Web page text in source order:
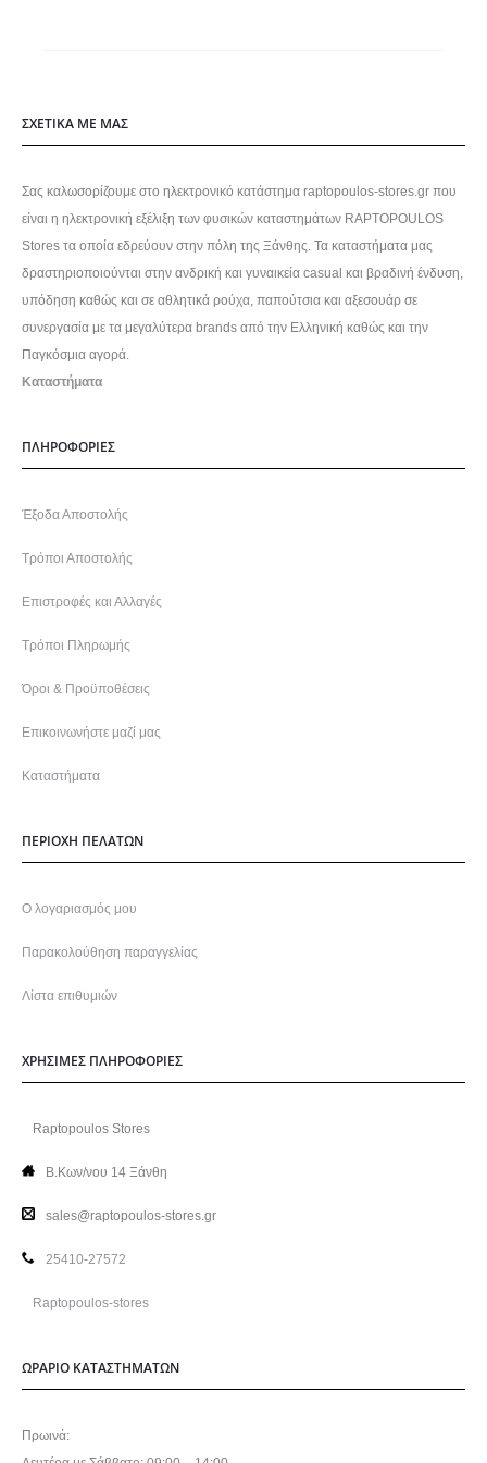
ΣΧΕΤΙΚΑ ΜΕ ΜΑΣ
Σας καλωσορίζουμε στο ηλεκτρονικό κατάστημα raptopoulos-stores.gr που
είναι η ηλεκτρονική εξέλιξη των φυσικών καταστημάτων RAPTOPOULOS
Stores τα οποία εδρεύουν στην πόλη της Ξάνθης. Τα καταστήματα μας
δραστηριοποιούνται στην ανδρική και γυναικεία casual και βραδινή ένδυση,
υπόδηση καθώς και σε αθλητικά ρούχα, παπούτσια και αξεσουάρ σε
συνεργασία με τα μεγαλύτερα brands από την Ελληνική καθώς και την
Παγκόσμια αγορά.
Καταστήματα
ΠΛΗΡΟΦΟΡΙΕΣ
Έξοδα Αποστολής
Τρόποι Αποστολής
Επιστροφές και Αλλαγές
Τρόποι Πληρωμής
Όροι & Προϋποθέσεις
Επικοινωνήστε μαζί μας
Καταστήματα
ΠΕΡΙΟΧΗ ΠΕΛΑΤΩΝ
Ο λογαριασμός μου
Παρακολούθηση παραγγελίας
Λίστα επιθυμιών
ΧΡΗΣΙΜΕΣ ΠΛΗΡΟΦΟΡΙΕΣ
Raptopoulos Stores
Β.Κων/νου 14 Ξάνθη
sales@raptopoulos-stores.gr
25410-27572
Raptopoulos-stores
ΩΡΑΡΙΟ ΚΑΤΑΣΤΗΜΑΤΩΝ
Πρωινά: